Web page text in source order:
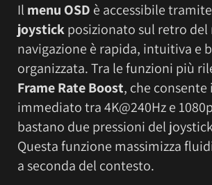
Il menu OSD è accessibile
joystickposizionato sul retro
navigazione è rapida, intuitiva e
organizzata. Tra le funzioni più
Frame Rate Boost, che consente
immediato tra 4K@240Hz e
bastano due pressioni del
Questa funzione massimizza
a seconda del contesto.